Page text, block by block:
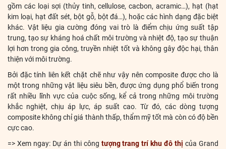
gồm các loại sợi (thủy tinh, cellulose, cacbon, acramic…), hạt (hạt
kim loại, hạt đất sét, bột gỗ, bột đá…), hoặc các hình dạng đặc biệt
khác. Vật liệu gia cường đóng vai trò là điểm chịu ứng suất tập
trung, tạo sự kháng hoá chất môi trường và nhiệt độ, tạo sự thuận
lợi hơn trong gia công, truyền nhiệt tốt và không gây độc hại, thân
thiện với môi trường.
Bởi đặc tính liên kết chặt chẽ như vậy nên composite được cho là
một trong những vật liệu siêu bền, được ứng dụng phổ biến trong
rất nhiều lĩnh vực của cuộc sống, kể cả trong những môi trường
khắc nghiệt, chịu áp lực, áp suất cao. Từ đó, các dòng tượng
composite không chỉ giá thành thấp, thẩm mỹ tốt mà còn có độ bền
cực cao.
=> Xem ngay: Dự án thi công tượng trang trí khu đô thị của Grand